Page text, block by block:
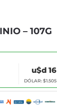
– 107G
u$d 16
DÓLAR: $1.505